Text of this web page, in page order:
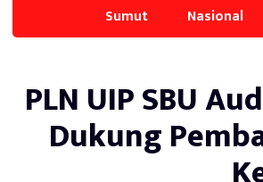
Sumut Nasional
PLN UIP SBU
Dukung